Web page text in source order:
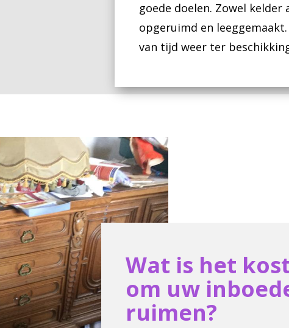
goede doelen. Zowel
opgeruimd en
van tijd weer ter
Wat is het
om uw
ruimen?